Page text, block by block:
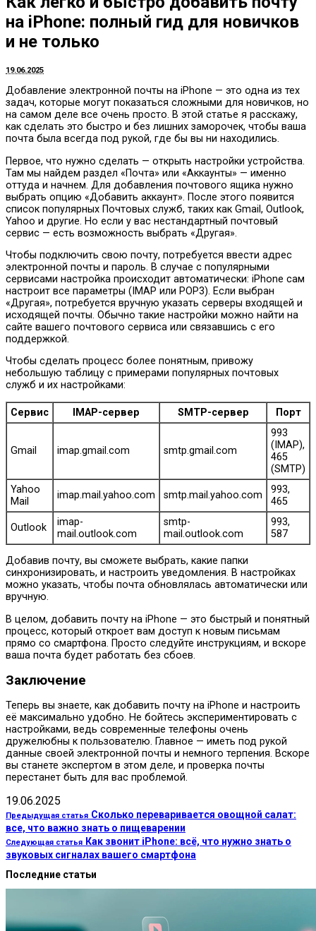
на iPhone: полный гид для новичков
и не только
19.06.2025
Добавление электронной почты на iPhone — это одна из тех
задач, которые могут показаться сложными для новичков, но
на самом деле все очень просто. В этой статье я расскажу,
как сделать это быстро и без лишних заморочек, чтобы ваша
почта была всегда под рукой, где бы вы ни находились.
Первое, что нужно сделать — открыть настройки устройства.
Там мы найдем раздел «Почта» или «Аккаунты» — именно
оттуда и начнем. Для добавления почтового ящика нужно
выбрать опцию «Добавить аккаунт». После этого появится
список популярных Почтовых служб, таких как Gmail, Outlook,
Yahoo и другие. Но если у вас нестандартный почтовый
сервис — есть возможность выбрать «Другая».
Чтобы подключить свою почту, потребуется ввести адрес
электронной почты и пароль. В случае с популярными
сервисами настройка происходит автоматически: iPhone сам
настроит все параметры (IMAP или POP3). Если выбран
«Другая», потребуется вручную указать серверы входящей и
исходящей почты. Обычно такие настройки можно найти на
сайте вашего почтового сервиса или связавшись с его
поддержкой.
Чтобы сделать процесс более понятным, привожу
небольшую таблицу с примерами популярных почтовых
служб и их настройками:
Сервис IMAP-сервер SMTP-сервер Порт
Gmail imap.gmail.com smtp.gmail.com
993
(IMAP),
465
(SMTP)
Yahoo
Mail
imap.mail.yahoo.com smtp.mail.yahoo.com
993,
465
Outlook
imap-
mail.outlook.com
smtp-
mail.outlook.com
993,
587
Добавив почту, вы сможете выбрать, какие папки
синхронизировать, и настроить уведомления. В настройках
можно указать, чтобы почта обновлялась автоматически или
вручную.
В целом, добавить почту на iPhone — это быстрый и понятный
процесс, который откроет вам доступ к новым письмам
прямо со смартфона. Просто следуйте инструкциям, и вскоре
ваша почта будет работать без сбоев.
Заключение
Теперь вы знаете, как добавить почту на iPhone и настроить
её максимально удобно. Не бойтесь экспериментировать с
настройками, ведь современные телефоны очень
дружелюбны к пользователю. Главное — иметь под рукой
данные своей электронной почты и немного терпения. Вскоре
вы станете экспертом в этом деле, и проверка почты
перестанет быть для вас проблемой.
19.06.2025
Предыдущая статья Сколько переваривается овощной салат:
все, что важно знать о пищеварении
Следующая статья Как звонит iPhone: всё, что нужно знать о
звуковых сигналах вашего смартфона
Последние статьи